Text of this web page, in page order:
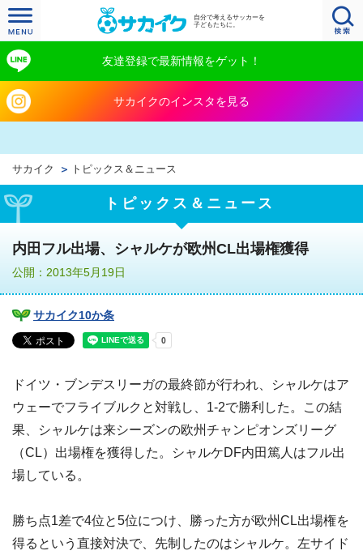
自分で考えるサッカーを
子どもたちに。
友達登録で最新情報をゲット！
サカイクのインスタを見る
サカイク トピックス＆ニュース
トピックス＆ニュース
内田フル出場、シャルケが欧州CL出場権獲得
公開：2013年5月19日
サカイク10か条
ドイツ・ブンデスリーガの最終節が行われ、シャルケはア
ウェーでフライブルクと対戦し、1-2で勝利した。この結
果、シャルケは来シーズンの欧州チャンピオンズリーグ
（CL）出場権を獲得した。シャルケDF内田篤人はフル出
場している。
勝ち点1差で4位と5位につけ、勝った方が欧州CL出場権を
得るという直接対決で、先制したのはシャルケ。左サイド